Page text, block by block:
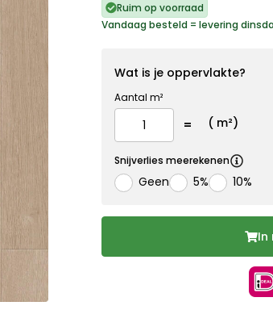
Ruim op voorraad
Vandaag besteld = levering
Wat is je oppervlakte?
Aantal m²
( m²)
Snijverlies meerekenen
Geen 5% 10%
In